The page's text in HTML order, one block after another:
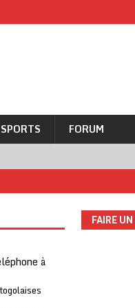
SPORTS FORUM
à
FAIRE